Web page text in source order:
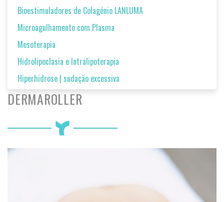
Bioestimuladores de Colagénio LANLUMA
Microagulhamento com Plasma
Mesoterapia
Hidrolipoclasia e Intralipoterapia
Hiperhidrose | sudação excessiva
DERMAROLLER